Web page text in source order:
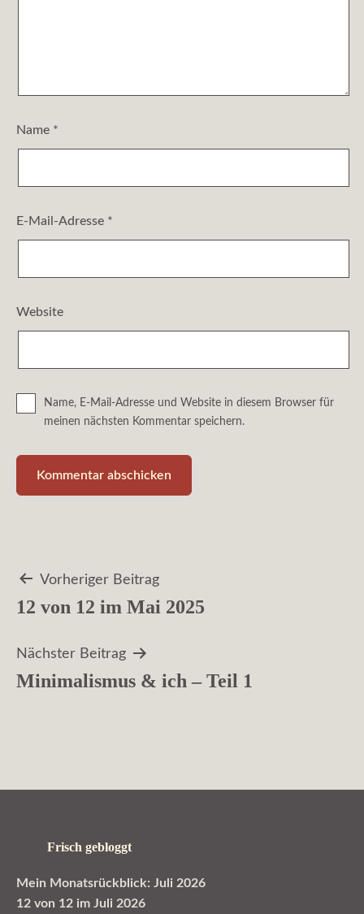
Name *
E-Mail-Adresse *
Website
Name, E-Mail-Adresse und Website in diesem Browser für
meinen nächsten Kommentar speichern.
Beitragsnavigation
Vorheriger Beitrag
12 von 12 im Mai 2025
Nächster Beitrag
Minimalismus & ich – Teil 1
Frisch gebloggt
Mein Monatsrückblick: Juli 2026
12 von 12 im Juli 2026